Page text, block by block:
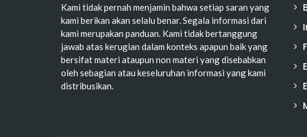
Kami tidak pernah menjamin bahwa setiap saran yang
kami berikan akan selalu benar. Segala informasi dari
kami merupakan panduan. Kami tidak bertanggung
jawab atas kerugian dalam konteks apapun baik yang
bersifat materi ataupun non materi yang disebabkan
oleh sebagian atau keseluruhan informasi yang kami
distribusikan.